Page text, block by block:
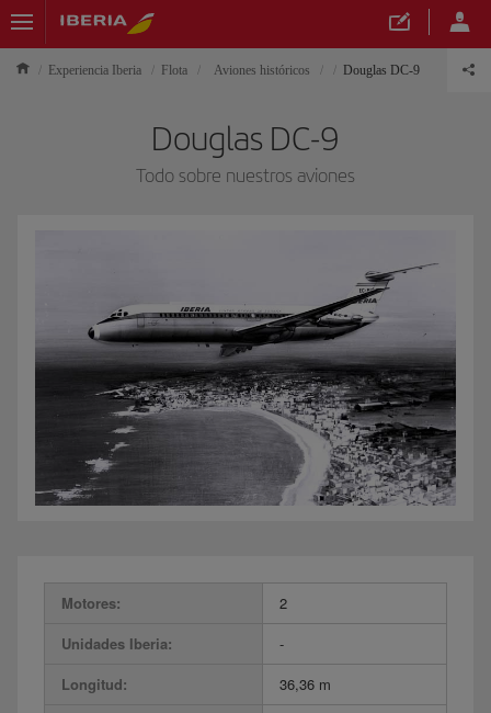
Experiencia Iberia Flota Aviones históricos Douglas DC-9
Douglas DC-9
Todo sobre nuestros aviones
Motores:
2
Unidades Iberia:
-
Longitud:
36,36 m